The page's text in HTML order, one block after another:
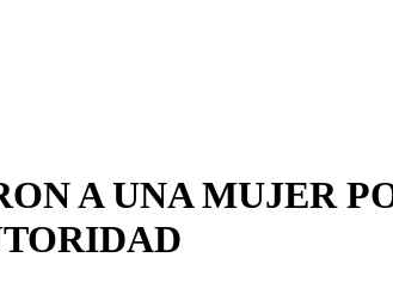
A UNA MUJER